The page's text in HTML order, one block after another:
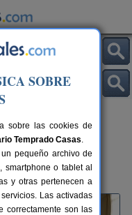
100 km de Barcelona
SOBRE
sobre las cookies de
Temprado Casas.
pequeño archivo de
o tablet al
y otras pertenecen a
Las activadas
correctamente son las